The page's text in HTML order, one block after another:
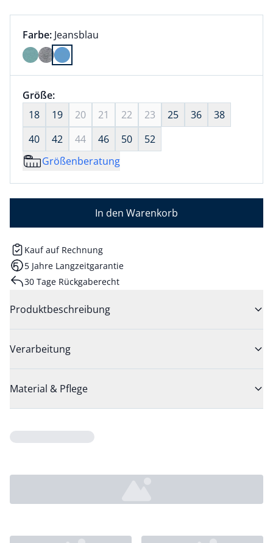
Farbauswahl:
Farbe: aktuell ausgewählt:
Jeansblau
Farbe Jeansblau ausgewählt
Größenauswahl:
Größe:nichts ausgewählt
18
19 20 21 22 23 25 36
38
40
42 44 46 50
52
Größenberatung
In den Warenkorb
Kauf auf Rechnung
5 Jahre Langzeitgarantie
30 Tage Rückgaberecht
Produktbeschreibung
Verarbeitung
Material & Pflege